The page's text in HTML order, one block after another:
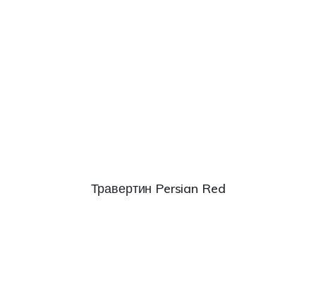
Травертин Persian Red